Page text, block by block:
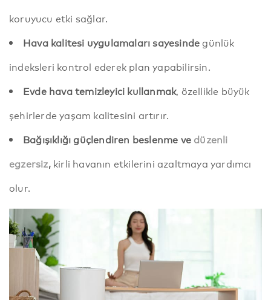
koruyucu etki sağlar.
Hava kalitesi uygulamaları sayesinde günlük
indeksleri kontrol ederek plan yapabilirsin.
Evde hava temizleyici kullanmak, özellikle büyük
şehirlerde yaşam kalitesini artırır.
Bağışıklığı güçlendiren beslenme ve düzenli
egzersiz,kirli havanın etkilerini azaltmaya yardımcı
olur.